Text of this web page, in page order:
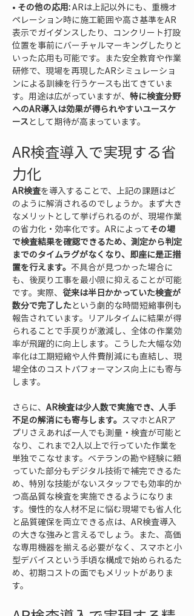
• その他の応用: ARは上記以外にも、重機オ
ペレーション時に施工範囲や高さ基準をAR
表示でガイダンスしたり、コンクリート打設
位置を事前にバーチャルマーキングしたりと
いった応用も可能です。また安全教育や作業
研修で、現場を再現したARシミュレーショ
ンによる訓練を行うケースも出てきていま
す。用途は広がっていますが、 特に検査分野
へのAR導入は効果が得られやすいユースケ
ース として期待が高まっています。
AR検査導入で実現する省
力化
AR検査を導入することで、上記の課題はど
のように解消されるのでしょうか。まず大き
なメリットとして挙げられるのが、現場作業
の省力化・効率化です。ARによってその場
で検査結果を確認できるため、測定から判定
までのタイムラグがなくなり、即座に是正措
置を行えます。 不具合が見つかった場合に
も、後戻り工事を最小限に抑えることが可能
です。実際、 従来は半日かかっていた検査が
数分で完了したという劇的な時間短縮事例も
報告されています。リアルタイムに結果が得
られることで手戻りが激減し、全体の作業効
率が飛躍的に向上します。こうした大幅な効
率化は工期短縮や人件費削減にも直結し、現
場全体のコストパフォーマンス向上にも寄与
します。
さらに、 AR検査は少人数で実施でき、人手
不足の解消にも寄与します。 スマホとARア
プリさえあれば一人でも測量・検査が可能と
なり、これまで2人以上で行っていた作業を
単独でこなせます。ベテランの勘や経験に頼
っていた部分もデジタル技術で補完できるた
め、特別な技能がないスタッフでも効率的か
つ高品質な検査を実施できるようになりま
す。慢性的な人材不足に悩む現場でも省人化
と品質確保を両立できる点は、AR検査導入
の大きな強みと言えるでしょう。また、高価
な専用機器を揃える必要がなく、スマホと小
型デバイスという手頃な構成で始められるた
め、初期コストの面でもメリットがありま
す。